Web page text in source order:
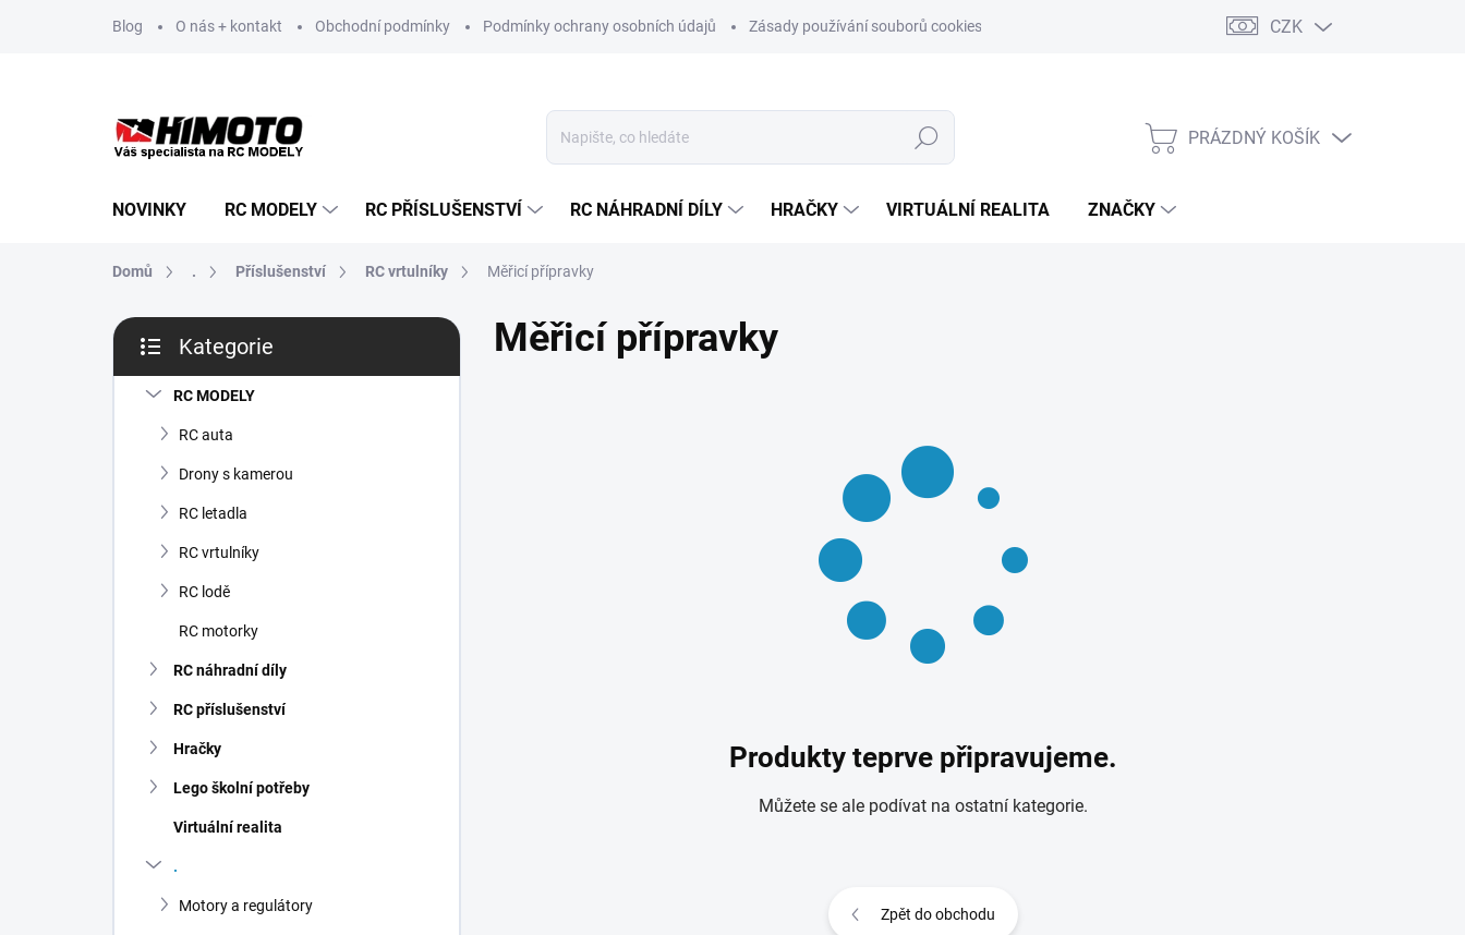
Blog O nás + kontakt Obchodní podmínky Podmínky ochrany osobních údajů Zásady používání souborů cookies Reklamace a vrácení zboží
CZK
Hledat
NÁKUPNÍ
PRÁZDNÝ KOŠÍK
NOVINKY RC MODELY RC PŘÍSLUŠENSTVÍ RC NÁHRADNÍ DÍLY HRAČKY VIRTUÁLNÍ REALITA ZNAČKY
Domů . Příslušenství RC vrtulníky Měřicí přípravky
P
s
kategorie
Kategorie
RC MODELY
RC auta
Drony s kamerou
RC letadla
RC vrtulníky
RC lodě
RC motorky
RC náhradní díly
RC příslušenství
Hračky
Lego školní potřeby
Virtuální realita
.
Motory a regulátory
Měřicí přípravky
Produkty teprve připravujeme.
Můžete se ale podívat na ostatní kategorie.
Zpět do obchodu